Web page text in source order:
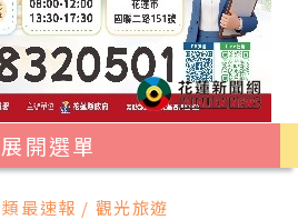
展開選單
最速報 / 觀光旅遊